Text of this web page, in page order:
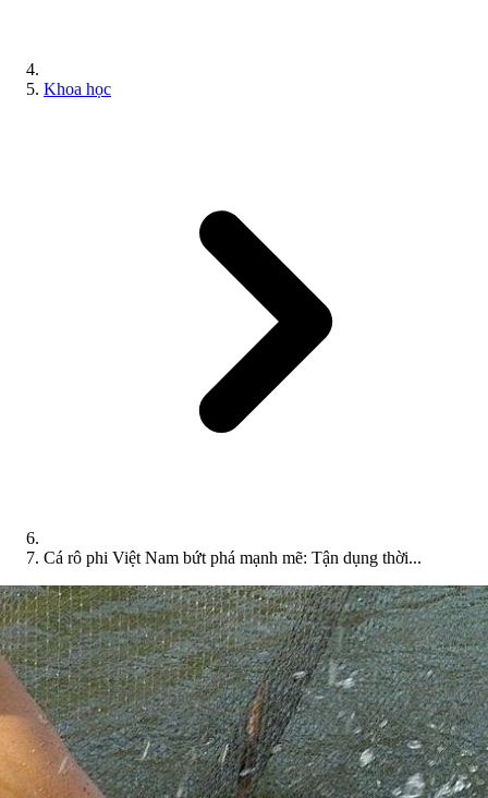
Khoa học
Cá rô phi Việt Nam bứt phá mạnh mẽ: Tận dụng thời...